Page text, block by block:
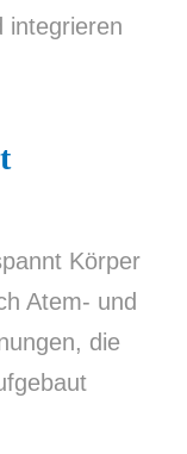
integrieren
Körper
Atem- und
die